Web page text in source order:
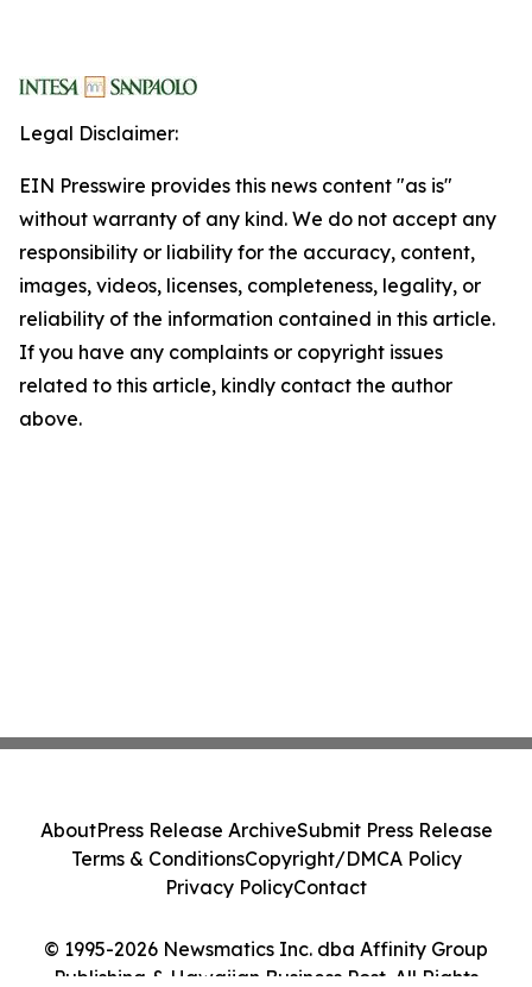
Legal Disclaimer:
EIN Presswire provides this news content "as is"
without warranty of any kind. We do not accept any
responsibility or liability for the accuracy, content,
images, videos, licenses, completeness, legality, or
reliability of the information contained in this article.
If you have any complaints or copyright issues
related to this article, kindly contact the author
above.
© 1995-2026 Newsmatics Inc. dba Affinity Group
Publishing & Hawaiian Business Post. All Rights
AboutPress Release ArchiveSubmit Press Release
Terms & ConditionsCopyright/DMCA Policy
Privacy PolicyContact